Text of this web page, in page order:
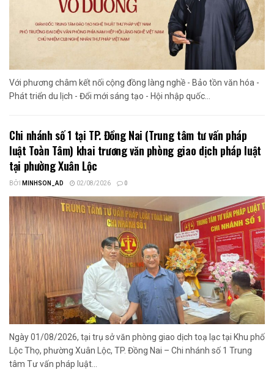
Với phương châm kết nối cộng đồng làng nghề - Bảo tồn văn hóa -
Phát triển du lịch - Đổi mới sáng tạo - Hội nhập quốc...
Chi nhánh số 1 tại TP. Đồng Nai (Trung tâm tư vấn pháp
luật Toàn Tâm) khai trương văn phòng giao dịch pháp luật
tại phường Xuân Lộc
BỞI MINHSON_AD 02/08/2026 0
Ngày 01/08/2026, tại trụ sở văn phòng giao dịch toạ lạc tại Khu phố
Lộc Thọ, phường Xuân Lộc, TP. Đồng Nai – Chi nhánh số 1 Trung
tâm Tư vấn pháp luật...